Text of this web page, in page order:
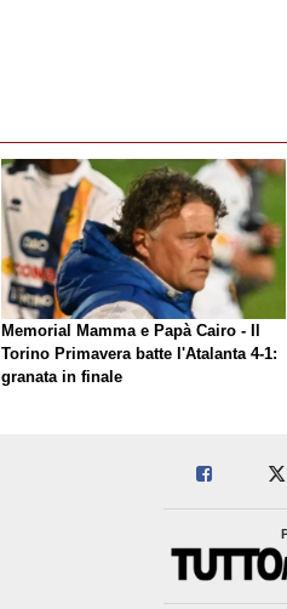
Memorial Mamma e Papà Cairo - Il
Torino Primavera batte l'Atalanta 4-1:
granata in finale